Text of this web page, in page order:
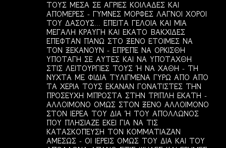
ΤΟΥΣ ΜΕΣΑ ΣΕ ΑΓΡΙΕΣ ΚΟΙΛΑΔΕΣ ΚΑΙ
ΑΠΟΜΕΡΕΣ - ΓΥΜΝΕΣ ΜΟΡΦΕΣ ΛΑΓΝΟΙ ΧΟΡΟΙ
ΤΟΥ ΔΑΣΟΥΣ... ΕΠΕΙΤΑ ΓΕΛΟΙΑ ΚΑΙ ΜΙΑ
ΜΕΓΑΛΗ ΚΡΑΥΓΗ ΚΑΙ ΕΚΑΤΟ ΒΑΚΧΙΔΕΣ
ΕΠΕΦΤΑΝ ΠΑΝΩ ΣΤΟ ΞΕΝΟ ΕΤΟΙΜΕΣ ΝΑ
ΤΟΝ ΞΕΚΑΝΟΥΝ - ΕΠΡΕΠΕ ΝΑ ΟΡΚΙΣΘΗ
ΥΠΟΤΑΓΗ ΣΕ ΑΥΤΕΣ ΚΑΙ ΝΑ ΥΠΟΤΑΧΘΗ
ΣΤΙΣ ΛΕΙΤΟΥΡΓΙΕΣ ΤΟΥΣ Ή ΝΑ ΧΑΘΗ - ΤΗ
ΝΥΧΤΑ ΜΕ ΦΙΔΙΑ ΤΥΛΙΓΜΕΝΑ ΓΥΡΩ ΑΠΟ ΑΠΟ
ΤΑ ΧΕΡΙΑ ΤΟΥΣ ΕΚΑΝΑΝ ΓΟΝΑΤΙΣΤΕΣ ΤΗΝ
ΠΡΟΣΕΥΧΗ ΜΠΡΟΣΤΑ ΣΤΗΝ ΤΡΙΠΛΗ ΕΚΑΤΗ -
ΑΛΛΟΙΜΟΝΟ ΟΜΩΣ ΣΤΟΝ ΞΕΝΟ ΑΛΛΟΙΜΟΝΟ
ΣΤΟΝ ΙΕΡΕΑ ΤΟΥ ΔΙΑ Ή ΤΟΥ ΑΠΟΛΛΩΝΟΣ
ΠΟΥ ΠΛΗΣΙΑΖΕ ΕΚΕΙ ΓΙΑ ΝΑ ΤΙΣ
ΚΑΤΑΣΚΟΠΕΥΣΗ ΤΟΝ ΚΟΜΜΑΤΙΑΖΑΝ
ΑΜΕΣΩΣ - ΟΙ ΙΕΡΕΙΣ ΟΜΩΣ ΤΟΥ ΔΙΑ ΚΑΙ ΤΟΥ